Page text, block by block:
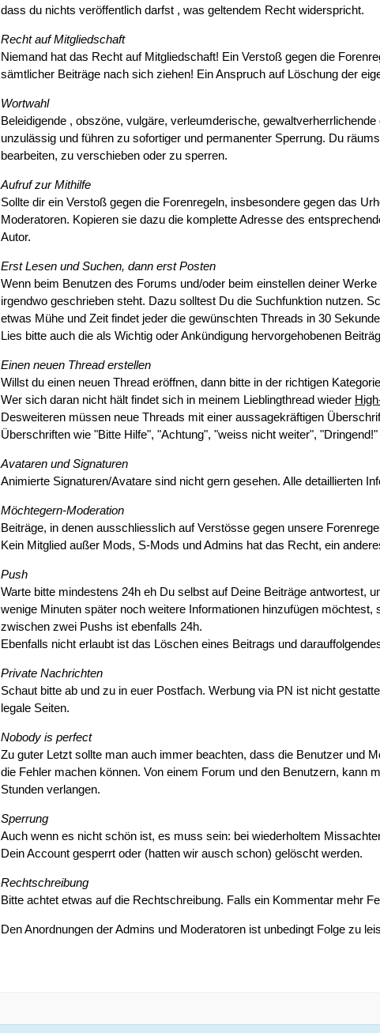
dass du nichts veröffentlich darfst , was geltendem Recht widerspricht.
Recht auf Mitgliedschaft
Niemand hat das Recht auf Mitgliedschaft! Ein Verstoß gegen die
sämtlicher Beiträge nach sich ziehen! Ein Anspruch auf Löschung der
Wortwahl
Beleidigende , obszöne, vulgäre, verleumderische,
unzulässig und führen zu sofortiger und permanenter Sperrung. Du
bearbeiten, zu verschieben oder zu sperren.
Aufruf zur Mithilfe
Sollte dir ein Verstoß gegen die Forenregeln, insbesondere gegen das
Moderatoren. Kopieren sie dazu die komplette Adresse des
Autor.
Erst Lesen und Suchen, dann erst Posten
Wenn beim Benutzen des Forums und/oder beim einstellen deiner
irgendwo geschrieben steht. Dazu solltest Du die Suchfunktion nutzen.
etwas Mühe und Zeit findet jeder die gewünschten Threads in 30
Lies bitte auch die als Wichtig oder Ankündigung hervorgehobenen
Einen neuen Thread erstellen
Willst du einen neuen Thread eröffnen, dann bitte in der richtigen
Wer sich daran nicht hält findet sich in meinem Lieblingthread wieder
Desweiteren müssen neue Threads mit einer aussagekräftigen
Überschriften wie "Bitte Hilfe", "Achtung", "weiss nicht weiter",
Avataren und Signaturen
Animierte Signaturen/Avatare sind nicht gern gesehen. Alle detaillierten
Möchtegern-Moderation
Beiträge, in denen ausschliesslich auf Verstösse gegen unsere
Kein Mitglied außer Mods, S-Mods und Admins hat das Recht, ein
Push
Warte bitte mindestens 24h eh Du selbst auf Deine Beiträge antwortest,
wenige Minuten später noch weitere Informationen hinzufügen
zwischen zwei Pushs ist ebenfalls 24h.
Ebenfalls nicht erlaubt ist das Löschen eines Beitrags und
Private Nachrichten
Schaut bitte ab und zu in euer Postfach. Werbung via PN ist nicht
legale Seiten.
Nobody is perfect
Zu guter Letzt sollte man auch immer beachten, dass die Benutzer und
die Fehler machen können. Von einem Forum und den Benutzern, kann
Stunden verlangen.
Sperrung
Auch wenn es nicht schön ist, es muss sein: bei wiederholtem
Dein Account gesperrt oder (hatten wir ausch schon) gelöscht werden.
Rechtschreibung
Bitte achtet etwas auf die Rechtschreibung. Falls ein Kommentar mehr
Den Anordnungen der Admins und Moderatoren ist unbedingt Folge zu